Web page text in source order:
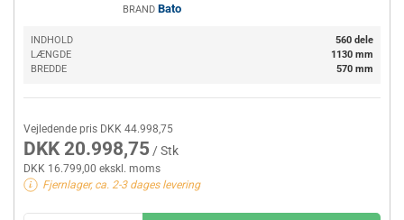
BRAND Bato
INDHOLD
560 dele
LÆNGDE
1130 mm
BREDDE
570 mm
Vejledende pris DKK 44.998,75
DKK 20.998,75 / Stk
DKK 16.799,00 ekskl. moms
Fjernlager, ca. 2-3 dages levering